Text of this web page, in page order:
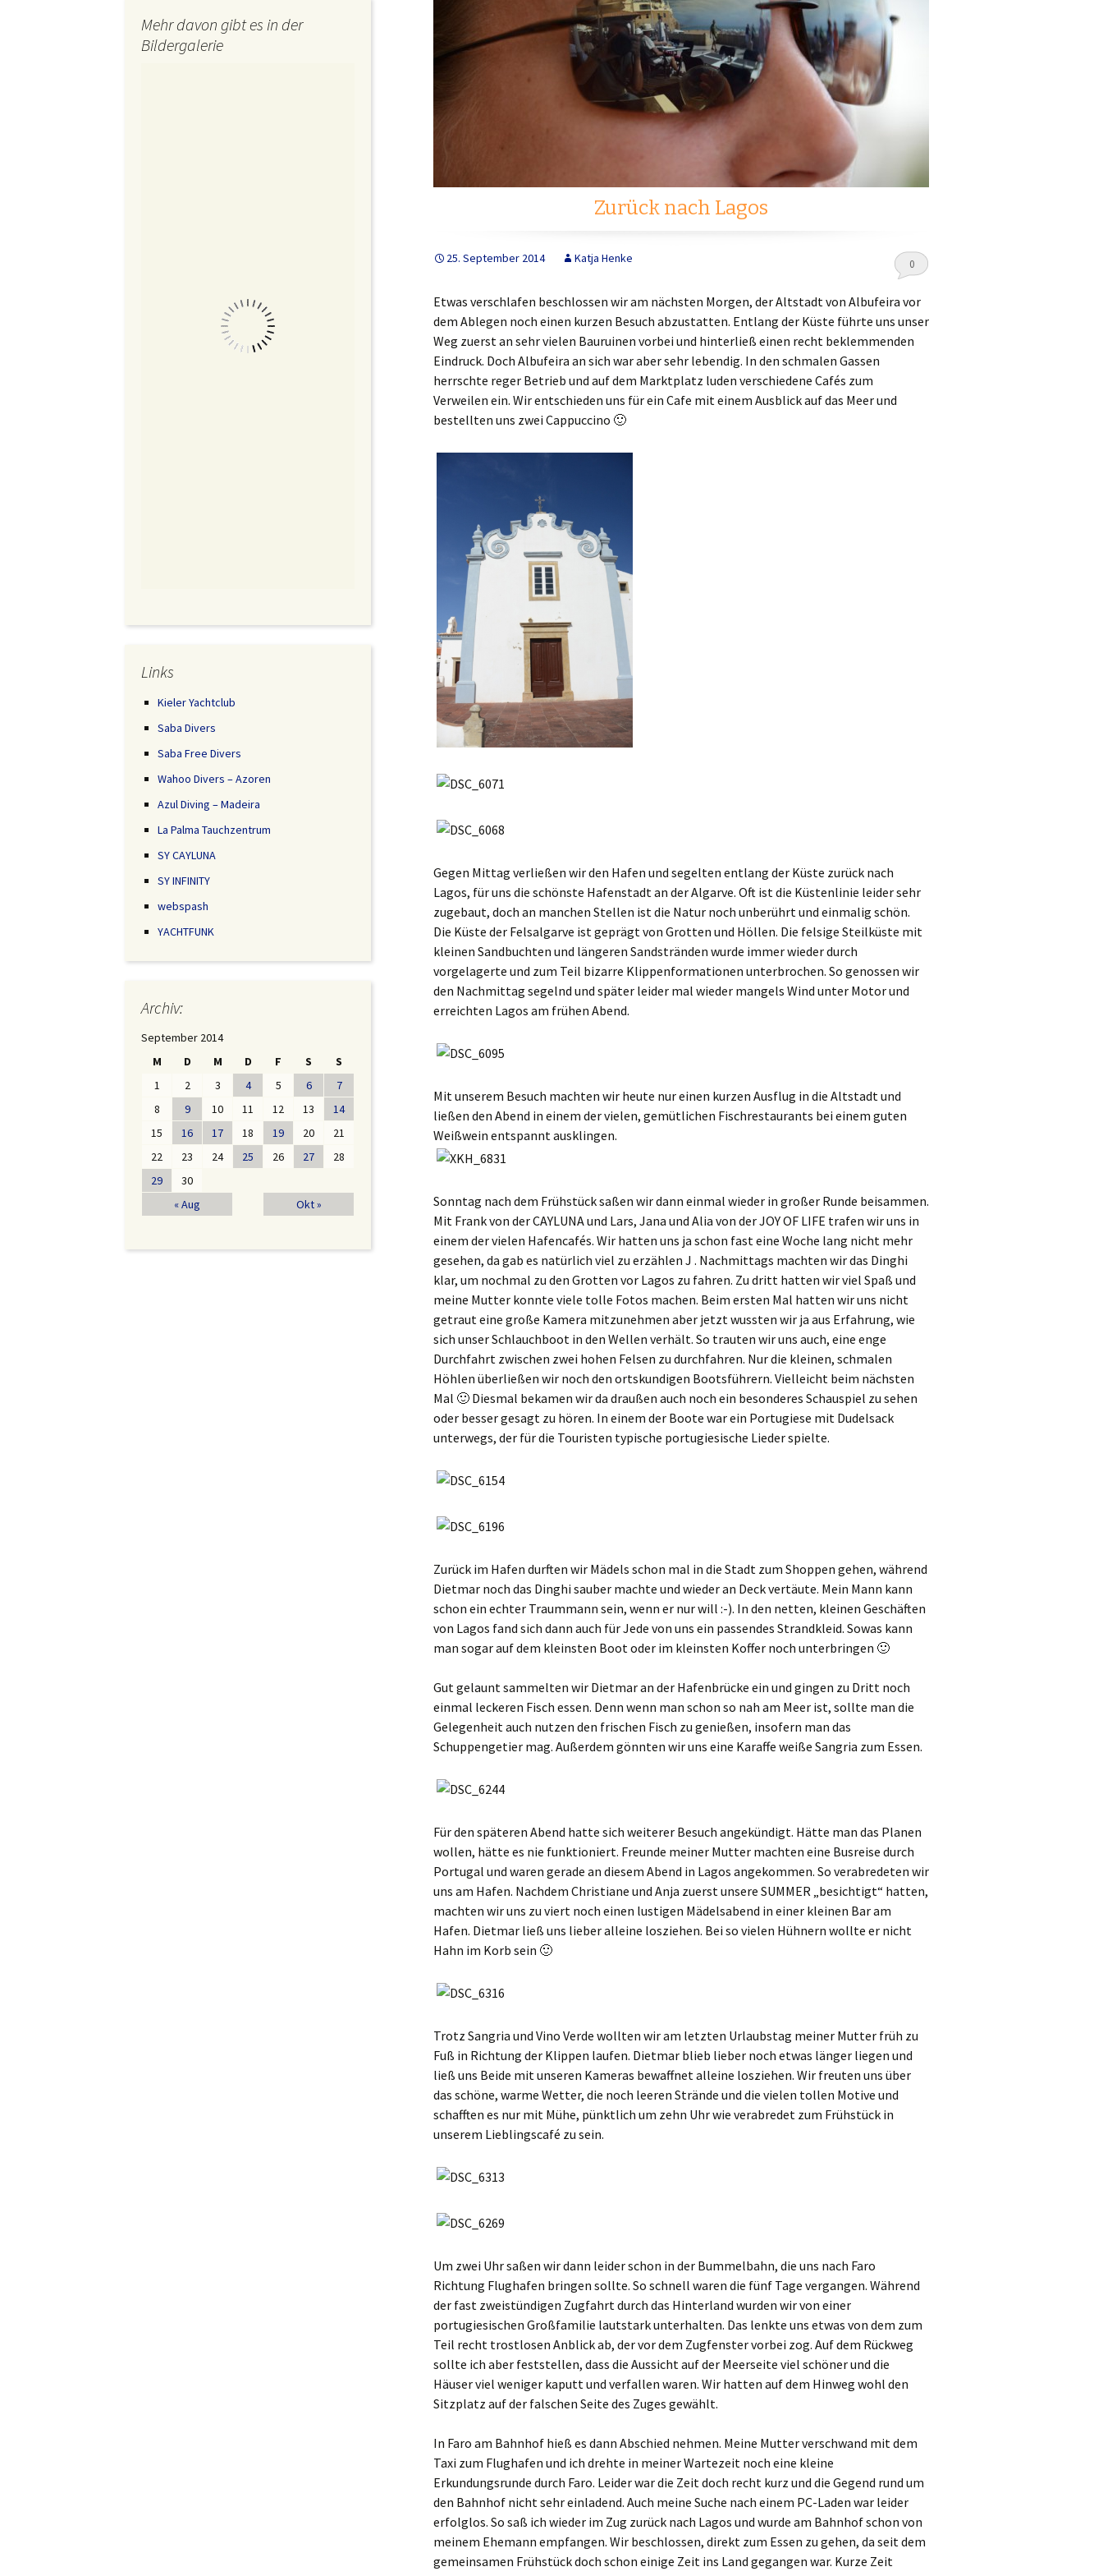
Zurück nach Lagos
25. September 2014 Katja Henke 0
Etwas verschlafen beschlossen wir am nächsten Morgen, der Altstadt von Albufeira vor
dem Ablegen noch einen kurzen Besuch abzustatten. Entlang der Küste führte uns unser
Weg zuerst an sehr vielen Bauruinen vorbei und hinterließ einen recht beklemmenden
Eindruck. Doch Albufeira an sich war aber sehr lebendig. In den schmalen Gassen
herrschte reger Betrieb und auf dem Marktplatz luden verschiedene Cafés zum
Verweilen ein. Wir entschieden uns für ein Cafe mit einem Ausblick auf das Meer und
bestellten uns zwei Cappuccino 🙂
Gegen Mittag verließen wir den Hafen und segelten entlang der Küste zurück nach
Lagos, für uns die schönste Hafenstadt an der Algarve. Oft ist die Küstenlinie leider sehr
zugebaut, doch an manchen Stellen ist die Natur noch unberührt und einmalig schön.
Die Küste der Felsalgarve ist geprägt von Grotten und Höllen. Die felsige Steilküste mit
kleinen Sandbuchten und längeren Sandstränden wurde immer wieder durch
vorgelagerte und zum Teil bizarre Klippenformationen unterbrochen. So genossen wir
den Nachmittag segelnd und später leider mal wieder mangels Wind unter Motor und
erreichten Lagos am frühen Abend.
Mit unserem Besuch machten wir heute nur einen kurzen Ausflug in die Altstadt und
ließen den Abend in einem der vielen, gemütlichen Fischrestaurants bei einem guten
Weißwein entspannt ausklingen.
Sonntag nach dem Frühstück saßen wir dann einmal wieder in großer Runde beisammen.
Mit Frank von der CAYLUNA und Lars, Jana und Alia von der JOY OF LIFE trafen wir uns in
einem der vielen Hafencafés. Wir hatten uns ja schon fast eine Woche lang nicht mehr
gesehen, da gab es natürlich viel zu erzählen J . Nachmittags machten wir das Dinghi
klar, um nochmal zu den Grotten vor Lagos zu fahren. Zu dritt hatten wir viel Spaß und
meine Mutter konnte viele tolle Fotos machen. Beim ersten Mal hatten wir uns nicht
getraut eine große Kamera mitzunehmen aber jetzt wussten wir ja aus Erfahrung, wie
sich unser Schlauchboot in den Wellen verhält. So trauten wir uns auch, eine enge
Durchfahrt zwischen zwei hohen Felsen zu durchfahren. Nur die kleinen, schmalen
Höhlen überließen wir noch den ortskundigen Bootsführern. Vielleicht beim nächsten
Mal 🙂 Diesmal bekamen wir da draußen auch noch ein besonderes Schauspiel zu sehen
oder besser gesagt zu hören. In einem der Boote war ein Portugiese mit Dudelsack
unterwegs, der für die Touristen typische portugiesische Lieder spielte.
Zurück im Hafen durften wir Mädels schon mal in die Stadt zum Shoppen gehen, während
Dietmar noch das Dinghi sauber machte und wieder an Deck vertäute. Mein Mann kann
schon ein echter Traummann sein, wenn er nur will :-). In den netten, kleinen Geschäften
von Lagos fand sich dann auch für Jede von uns ein passendes Strandkleid. Sowas kann
man sogar auf dem kleinsten Boot oder im kleinsten Koffer noch unterbringen 🙂
Gut gelaunt sammelten wir Dietmar an der Hafenbrücke ein und gingen zu Dritt noch
einmal leckeren Fisch essen. Denn wenn man schon so nah am Meer ist, sollte man die
Gelegenheit auch nutzen den frischen Fisch zu genießen, insofern man das
Schuppengetier mag. Außerdem gönnten wir uns eine Karaffe weiße Sangria zum Essen.
Für den späteren Abend hatte sich weiterer Besuch angekündigt. Hätte man das Planen
wollen, hätte es nie funktioniert. Freunde meiner Mutter machten eine Busreise durch
Portugal und waren gerade an diesem Abend in Lagos angekommen. So verabredeten wir
uns am Hafen. Nachdem Christiane und Anja zuerst unsere SUMMER „besichtigt“ hatten,
machten wir uns zu viert noch einen lustigen Mädelsabend in einer kleinen Bar am
Hafen. Dietmar ließ uns lieber alleine losziehen. Bei so vielen Hühnern wollte er nicht
Hahn im Korb sein 🙂
Trotz Sangria und Vino Verde wollten wir am letzten Urlaubstag meiner Mutter früh zu
Fuß in Richtung der Klippen laufen. Dietmar blieb lieber noch etwas länger liegen und
ließ uns Beide mit unseren Kameras bewaffnet alleine losziehen. Wir freuten uns über
das schöne, warme Wetter, die noch leeren Strände und die vielen tollen Motive und
schafften es nur mit Mühe, pünktlich um zehn Uhr wie verabredet zum Frühstück in
unserem Lieblingscafé zu sein.
Um zwei Uhr saßen wir dann leider schon in der Bummelbahn, die uns nach Faro
Richtung Flughafen bringen sollte. So schnell waren die fünf Tage vergangen. Während
der fast zweistündigen Zugfahrt durch das Hinterland wurden wir von einer
portugiesischen Großfamilie lautstark unterhalten. Das lenkte uns etwas von dem zum
Teil recht trostlosen Anblick ab, der vor dem Zugfenster vorbei zog. Auf dem Rückweg
sollte ich aber feststellen, dass die Aussicht auf der Meerseite viel schöner und die
Häuser viel weniger kaputt und verfallen waren. Wir hatten auf dem Hinweg wohl den
Sitzplatz auf der falschen Seite des Zuges gewählt.
In Faro am Bahnhof hieß es dann Abschied nehmen. Meine Mutter verschwand mit dem
Taxi zum Flughafen und ich drehte in meiner Wartezeit noch eine kleine
Erkundungsrunde durch Faro. Leider war die Zeit doch recht kurz und die Gegend rund um
den Bahnhof nicht sehr einladend. Auch meine Suche nach einem PC-Laden war leider
erfolglos. So saß ich wieder im Zug zurück nach Lagos und wurde am Bahnhof schon von
meinem Ehemann empfangen. Wir beschlossen, direkt zum Essen zu gehen, da seit dem
gemeinsamen Frühstück doch schon einige Zeit ins Land gegangen war. Kurze Zeit
Mehr davon gibt es in der
Bildergalerie
Links
Kieler Yachtclub
Saba Divers
Saba Free Divers
Wahoo Divers – Azoren
Azul Diving – Madeira
La Palma Tauchzentrum
SY CAYLUNA
SY INFINITY
webspash
YACHTFUNK
Archiv:
September 2014
M
D M D F S S
« Aug Okt »
1 2 3 4 5 6
7
8
9 10 11 12 13
14
15
16 17 18 19 20
21
22
23 24 25 26 27
28
29
30